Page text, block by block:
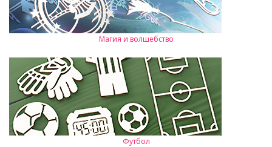
Магия и волшебство
Футбол